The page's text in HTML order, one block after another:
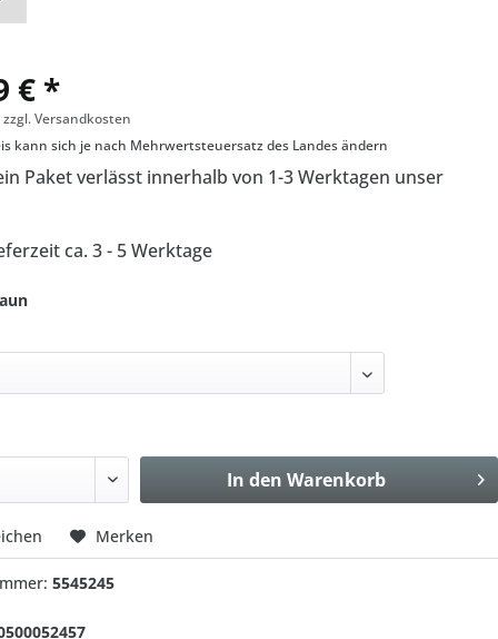
€ *
zzgl. Versandkosten
kann sich je nach Mehrwertsteuersatz des Landes ändern
Paket verlässt innerhalb von 1-3 Werktagen unser
ca. 3 - 5 Werktage
In den Warenkorb
Merken
5545245